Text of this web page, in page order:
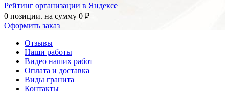
Рейтинг организации в Яндексе
0 позиции. на сумму 0 ₽
Оформить заказ
Отзывы
Наши работы
Видео наших работ
Оплата и доставка
Виды гранита
Контакты